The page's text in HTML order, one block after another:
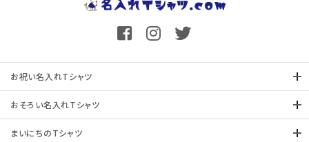
お祝い名入れTシャツ
おそろい名入れTシャツ
まいにちのTシャツ